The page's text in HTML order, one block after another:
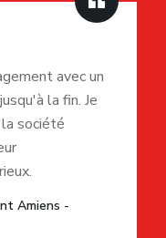
avec un
la fin. Je
société
Amiens -